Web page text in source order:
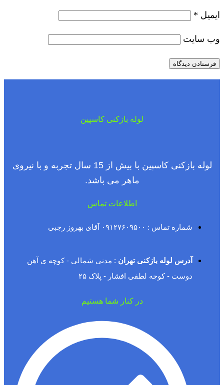
ایمیل *
وب‌ سایت
لوله بازکنی کاسپین
لوله بازکنی کاسپین با بیش از 15 سال تجربه و با نیروی
ماهر می باشد.
اطلاعات تماس
شماره تماس : ۰۹۱۲۷۶۰۹۵۰۰ آقای بهروز رجبی
آدرس لوله بازکنی تهران : مدنی شمالی - کوچه ی آهن
دوست - کوچه لطفی افشار - پلاک ۲۵
در کنار شما هستیم